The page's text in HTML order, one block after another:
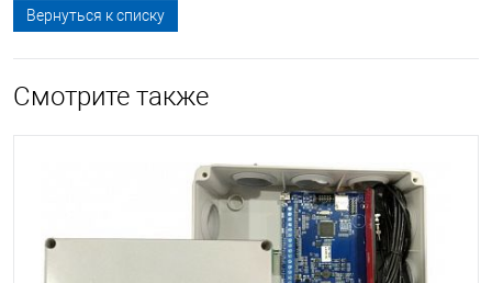
Вернуться к списку
Смотрите также